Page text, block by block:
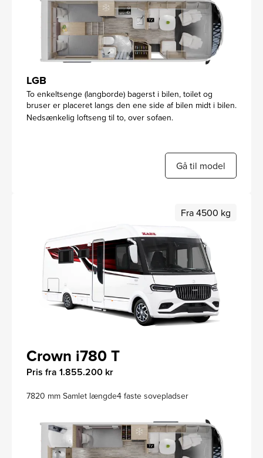
LGB
To enkeltsenge (langborde) bagerst i bilen, toilet og
bruser er placeret langs den ene side af bilen midt i bilen.
Nedsænkelig loftseng til to, over sofaen.
Gå til model
Fra 4500 kg
Crown i780 T
Pris fra 1.855.200 kr
7820 mm Samlet længde4 faste sovepladser